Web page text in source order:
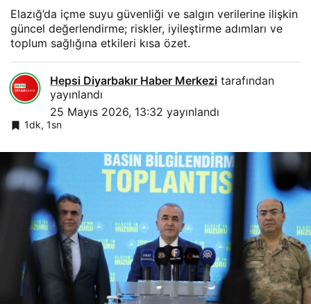
Elazığ’da içme suyu güvenliği ve salgın verilerine ilişkin
güncel değerlendirme; riskler, iyileştirme adımları ve
toplum sağlığına etkileri kısa özet.
Hepsi Diyarbakır Haber Merkezi tarafından
yayınlandı
25 Mayıs 2026, 13:32 yayınlandı
1dk, 1sn